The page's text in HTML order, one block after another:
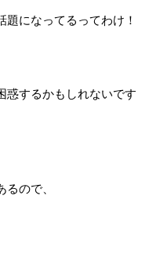
になってるってわけ！
惑するかもしれないです
ので、